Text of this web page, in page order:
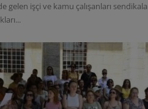
gelen işçi ve kamu çalışanları